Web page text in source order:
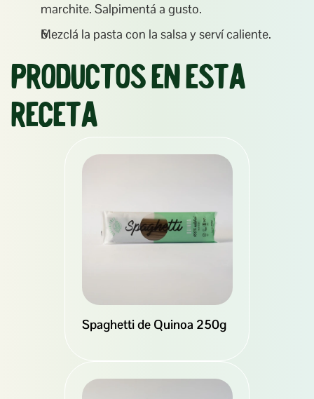
marchite. Salpimentá a gusto.
Mezclá la pasta con la salsa y serví caliente.
Productos en esta
receta
Spaghetti de Quinoa 250g